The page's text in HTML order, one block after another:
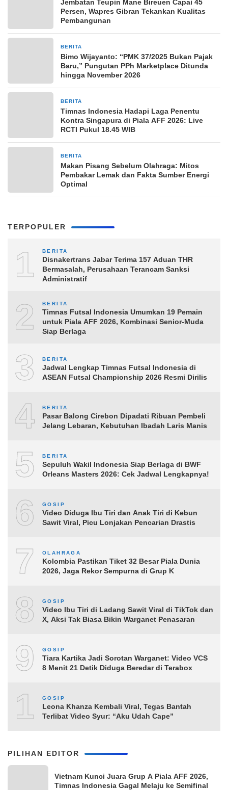
Jembatan Teupin Mane Bireuen Capai 45
Persen, Wapres Gibran Tekankan Kualitas
Pembangunan
BERITA
Bimo Wijayanto: “PMK 37/2025 Bukan Pajak
Baru,” Pungutan PPh Marketplace Ditunda
hingga November 2026
BERITA
Timnas Indonesia Hadapi Laga Penentu
Kontra Singapura di Piala AFF 2026: Live
RCTI Pukul 18.45 WIB
BERITA
Makan Pisang Sebelum Olahraga: Mitos
Pembakar Lemak dan Fakta Sumber Energi
Optimal
TERPOPULER
1 BERITA
Disnakertrans Jabar Terima 157 Aduan THR
Bermasalah, Perusahaan Terancam Sanksi
Administratif
2 BERITA
Timnas Futsal Indonesia Umumkan 19 Pemain
untuk Piala AFF 2026, Kombinasi Senior-Muda
Siap Berlaga
3 BERITA
Jadwal Lengkap Timnas Futsal Indonesia di
ASEAN Futsal Championship 2026 Resmi Dirilis
4 BERITA
Pasar Balong Cirebon Dipadati Ribuan Pembeli
Jelang Lebaran, Kebutuhan Ibadah Laris Manis
5 BERITA
Sepuluh Wakil Indonesia Siap Berlaga di BWF
Orleans Masters 2026: Cek Jadwal Lengkapnya!
6 GOSIP
Video Diduga Ibu Tiri dan Anak Tiri di Kebun
Sawit Viral, Picu Lonjakan Pencarian Drastis
7 OLAHRAGA
Kolombia Pastikan Tiket 32 Besar Piala Dunia
2026, Jaga Rekor Sempurna di Grup K
8 GOSIP
Video Ibu Tiri di Ladang Sawit Viral di TikTok dan
X, Aksi Tak Biasa Bikin Warganet Penasaran
9 GOSIP
Tiara Kartika Jadi Sorotan Warganet: Video VCS
8 Menit 21 Detik Diduga Beredar di Terabox
10
GOSIP
Leona Khanza Kembali Viral, Tegas Bantah
Terlibat Video Syur: “Aku Udah Cape”
PILIHAN EDITOR
Vietnam Kunci Juara Grup A Piala AFF 2026,
Timnas Indonesia Gagal Melaju ke Semifinal